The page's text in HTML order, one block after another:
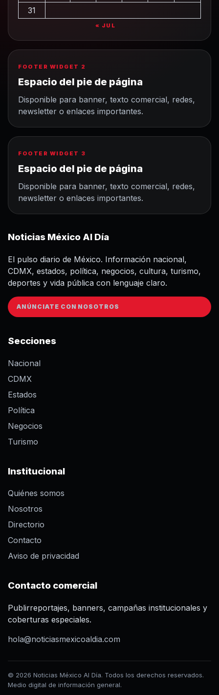
31
« JUL
FOOTER WIDGET 2
Espacio del pie de página
Disponible para banner, texto comercial, redes,
newsletter o enlaces importantes.
FOOTER WIDGET 3
Espacio del pie de página
Disponible para banner, texto comercial, redes,
newsletter o enlaces importantes.
Noticias México Al Día
El pulso diario de México. Información nacional,
CDMX, estados, política, negocios, cultura, turismo,
deportes y vida pública con lenguaje claro.
ANÚNCIATE CON NOSOTROS
Secciones
Nacional
CDMX
Estados
Política
Negocios
Turismo
Institucional
Quiénes somos
Nosotros
Directorio
Contacto
Aviso de privacidad
Contacto comercial
Publirreportajes, banners, campañas institucionales y
coberturas especiales.
hola@noticiasmexicoaldia.com
© 2026 Noticias México Al Día. Todos los derechos reservados.
Medio digital de información general.